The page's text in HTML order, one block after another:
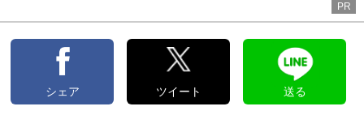
PR
シェア ツイート 送る